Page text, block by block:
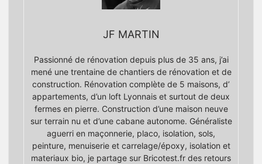
JF MARTIN
Passionné de rénovation depuis plus de 35 ans, j’ai
mené une trentaine de chantiers de rénovation et de
construction. Rénovation complète de 5 maisons, d’
appartements, d’un loft Lyonnais et surtout de deux
fermes en pierre. Construction d’une maison neuve
sur terrain nu et d’une cabane autonome. Généraliste
aguerri en maçonnerie, placo, isolation, sols,
peinture, menuiserie et carrelage/époxy, isolation et
materiaux bio, je partage sur Bricotest.fr des retours